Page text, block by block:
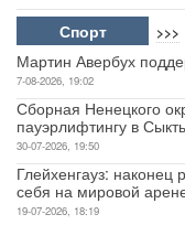
Спорт >>>
Мартин Авербух
7-08-2026, 19:02
Сборная Ненецкого
пауэрлифтингу в
30-07-2026, 19:50
Глейхенгауз: наконец
себя на мировой
19-07-2026, 18:19